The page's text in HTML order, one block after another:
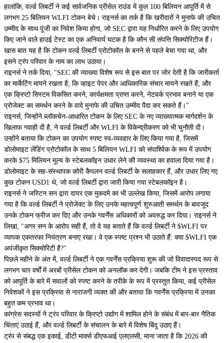
हालांकि, वर्ल्ड लिबर्टी ने कई सार्वजनिक प्रीसेल राउंड में कुल 100 बिलियन आपूर्ति में से
लगभग 25 बिलियन WLFI टोकन बेचे। राइनर्स का तर्क है कि खरीदारों ने मुनाफे की उचित
उम्मीद के साथ पूंजी का निवेश किया होगा, जो SEC द्वारा यह निर्धारित करने के लिए उपयोग
किए जाने वाले हाउई टेस्ट का एक अनिवार्य घटक है कि कौन सी संपत्ति सिक्योरिटीज हैं।
खास बात यह है कि टोकन वर्ल्ड लिबर्टी प्रोटोकॉल के बनने से पहले बेचा गया था, और
इसने ट्रंप परिवार के नाम का लाभ उठाया।
राइनर्स ने तर्क दिया, "SEC की व्याख्या विशेष रूप से इस बात पर जोर देती है कि जारीकर्ता
का मार्केटिंग मायने रखता है; कि व्हाइट पेपर और आधिकारिक संचार मायने रखते हैं; और
एक क्रिप्टो सिस्टम विकसित करने, कार्यक्षमता प्राप्त करने, नेटवर्क प्रभाव बनाने या एक
प्रोजेक्ट का समर्थन करने के वादे मुनाफे की उचित उम्मीद पैदा कर सकते हैं।"
राइनर्स, जिन्होंने ब्लॉकचेन-आधारित टोकन के लिए SEC के नए व्याख्यात्मक मार्गदर्शन के
खिलाफ गवाही दी है, ने वर्ल्ड लिबर्टी और WLFI के विकेन्द्रीकरण को भी चुनौती दी।
उन्होंने बताया कि टोकन का उपयोग स्पष्ट स्व-व्यवहार के लिए किया गया है, जिसमें
डोलोमाइट लेंडिंग प्रोटोकॉल के साथ 5 बिलियन WLFI को संपार्श्विक के रूप में उपयोग
करके $75 मिलियन मूल्य के स्टेबलकॉइन उधार लेने की व्यवस्था का हवाला दिया गया है।
डोलोमाइट के सह-संस्थापक कोरी कैपलन वर्ल्ड लिबर्टी के सलाहकार हैं, और उधार लिए गए
कुछ टोकन USD1 थे, जो वर्ल्ड लिबर्टी द्वारा जारी किया गया स्टेबलकॉइन है।
राइनर्स ने जस्टिन सन द्वारा दायर एक मुकदमे का भी उल्लेख किया, जिसमें आरोप लगाया
गया है कि वर्ल्ड लिबर्टी ने प्रोजेक्ट के लिए उनके महत्वपूर्ण शुरुआती समर्थन के बावजूद
उनके टोकन फ्रीज कर दिए और उनके गवर्नेंस अधिकारों को अवरुद्ध कर दिया। राइनर्स ने
लिखा, "अगर सन के आरोप सही हैं, तो वे यह बताते हैं कि वर्ल्ड लिबर्टी ने $WLFI पर
व्यापक एकतरफा नियंत्रण बनाए रखा। वे एक स्पष्ट प्रश्न भी उठाते हैं: क्या $WLFI एक
अपंजीकृत सिक्योरिटी है?"
पिछले महीने के अंत में, वर्ल्ड लिबर्टी ने एक गवर्नेंस प्रक्रिया शुरू की जो विवादास्पद रूप से
लगभग चार वर्षों में अरबों प्रीसेल टोकन को अनलॉक कर देगी। जबकि टीम ने इस प्रस्ताव
को आपूर्ति के बारे में सवालों को स्पष्ट करने के तरीके के रूप में प्रस्तुत किया, कई प्रीसेल
निवेशकों ने इस प्रक्रिया से नाराजगी व्यक्त की और बताया कि गवर्नेंस प्रक्रिया में उनका
बहुत कम प्रभाव था।
कांग्रेस सदस्यों ने ट्रंप परिवार के क्रिप्टो उद्योग में शामिल होने के संबंध में बार-बार नैतिक
चिंताएं उठाई हैं, और वर्ल्ड लिबर्टी के संचालन के बारे में विशेष बिंदु उठाए हैं।
ट्रंप से संबद्ध एक इकाई, डीटी मार्क्स डीएफआई एलएलसी, माना जाता है कि 2026 की